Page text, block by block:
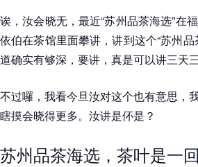
诶，汝会晓无，最近“苏州品茶海选”在
依伯在茶馆里面攀讲，讲到这个“苏州
道确实有够深，要讲，真是可以讲三天
不过囉，我看今旦汝对这个也有意思，
瞎摸会晓得更多。汝讲是伓是？
苏州品茶海选，茶叶是一